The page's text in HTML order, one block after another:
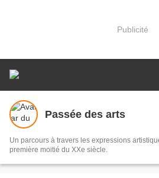
Publicité
Passée des arts
Un parcours à travers les expressions
première moitié du XXe siècle.